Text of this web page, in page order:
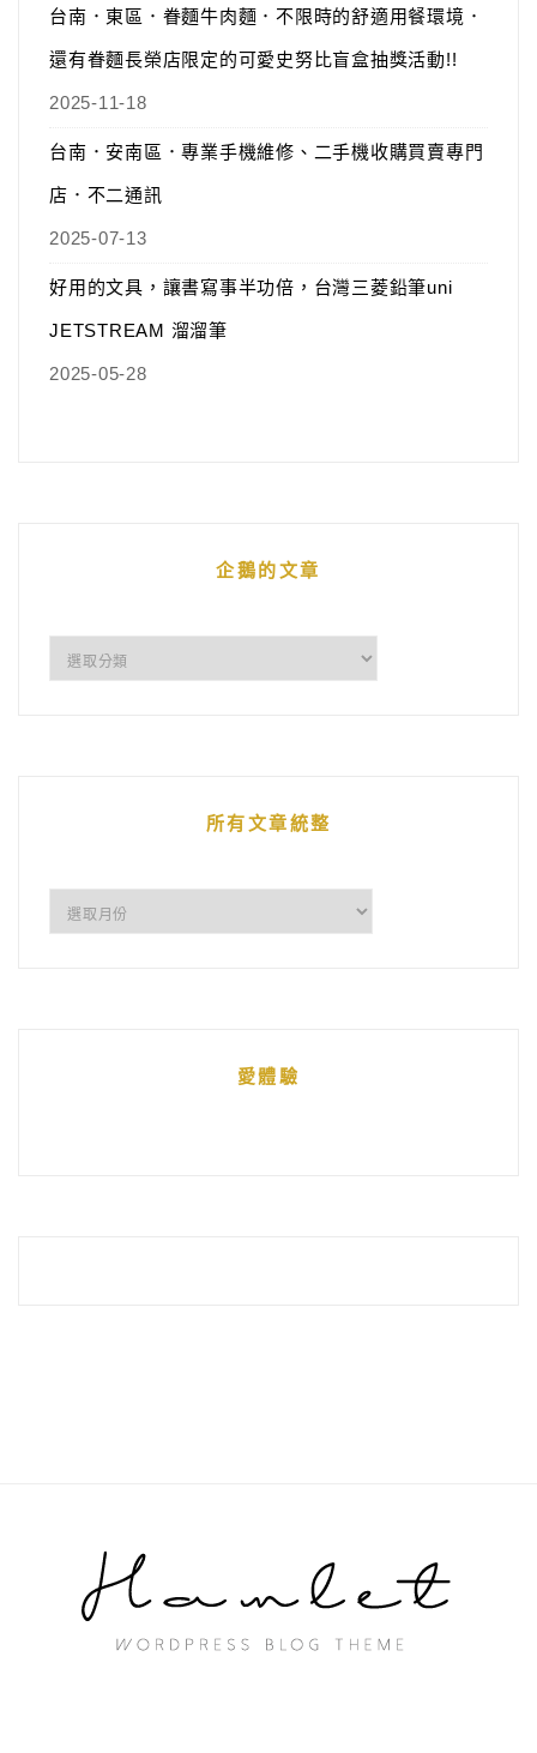
台南．東區．眷麵牛肉麵．不限時的舒適用餐環境．
還有眷麵長榮店限定的可愛史努比盲盒抽獎活動!!
2025-11-18
台南．安南區．專業手機維修、二手機收購買賣專門
店．不二通訊
2025-07-13
好用的文具，讓書寫事半功倍，台灣三菱鉛筆uni
JETSTREAM 溜溜筆
2025-05-28
企鵝的文章
所有文章統整
愛體驗